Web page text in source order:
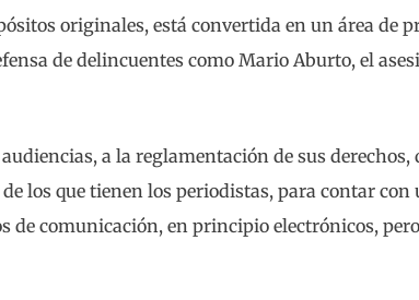
originales, está convertida en un área de
de delincuentes como Mario Aburto, el
a la reglamentación de sus derechos,
los que tienen los periodistas, para contar con
de comunicación, en principio electrónicos,